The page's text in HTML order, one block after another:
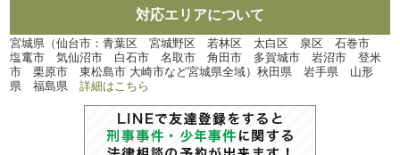
対応エリアについて
宮城県（仙台市：青葉区 宮城野区 若林区 太白区 泉区 石巻市
塩竃市 気仙沼市 白石市 名取市 角田市 多賀城市 岩沼市 登米
市 栗原市 東松島市 大崎市など宮城県全域）秋田県 岩手県 山形
県 福島県詳細はこちら